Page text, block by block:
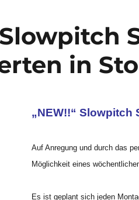
Slowpitch
in
„NEW!!“ Slowpitch
Auf Anregung und durch das
Möglichkeit eines
Es ist geplant sich jeden